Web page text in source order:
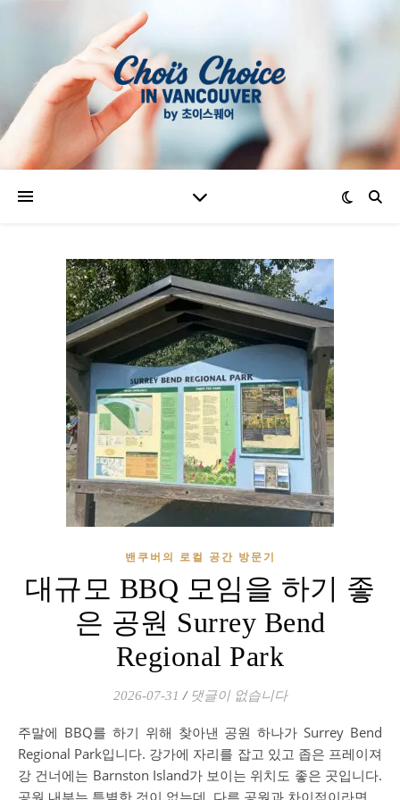
밴쿠버의 로컬 공간 방문기
대규모 BBQ 모임을 하기 좋
은 공원 Surrey Bend
Regional Park
2026-07-31 / 댓글이 없습니다
주말에 BBQ를 하기 위해 찾아낸 공원 하나가 Surrey Bend
Regional Park입니다. 강가에 자리를 잡고 있고 좁은 프레이져
강 건너에는 Barnston Island가 보이는 위치도 좋은 곳입니다.
공원 내부는 특별한 것이 없는데, 다른 공원과 차이점이라면…